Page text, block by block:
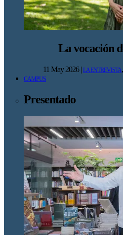
La vocación
11 May 2026| LA ENTREVISTA,
CAMPUS
Presentado